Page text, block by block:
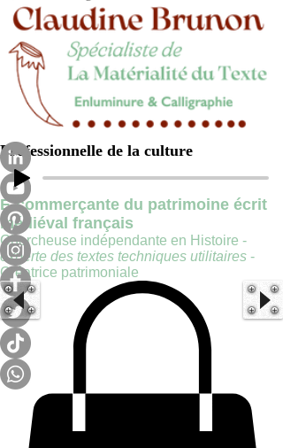
Professionnelle de la culture
E-commerçante du patrimoine écrit
médiéval français
Chercheuse indépendante en Histoire -
experte des textes techniques utilitaires -
Créatrice patrimoniale